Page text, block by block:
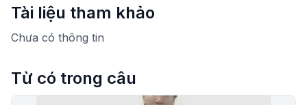
Tài liệu tham khảo
Chưa có thông tin
Từ có trong câu